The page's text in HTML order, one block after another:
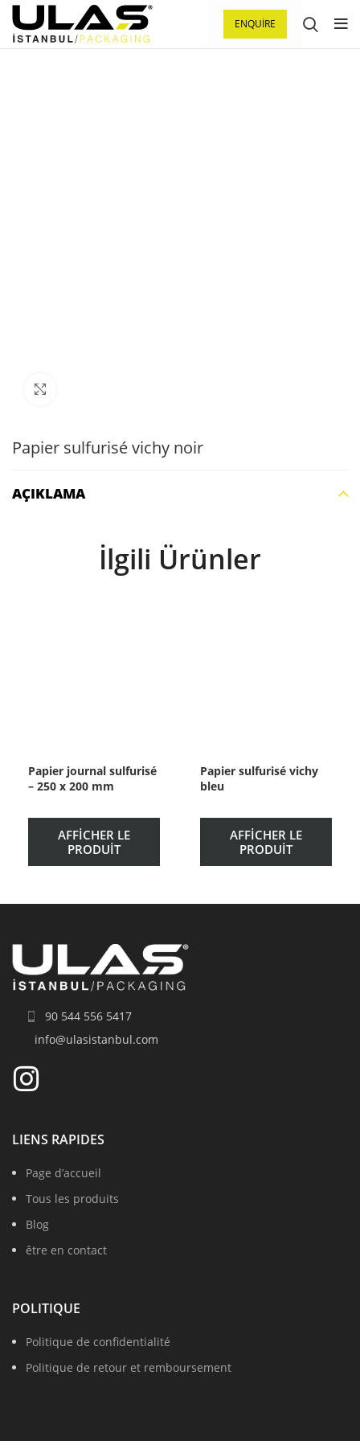
ENQUIRE
Papier sulfurisé vichy noir
AÇIKLAMA
İlgili Ürünler
Papier journal sulfurisé
– 250 x 200 mm
AFFICHER LE
PRODUIT
Papier sulfurisé vichy
bleu
AFFICHER LE
PRODUIT
90 544 556 5417
info@ulasistanbul.com
LIENS RAPIDES
Page d’accueil
Tous les produits
Blog
être en contact
POLITIQUE
Politique de confidentialité
Politique de retour et remboursement